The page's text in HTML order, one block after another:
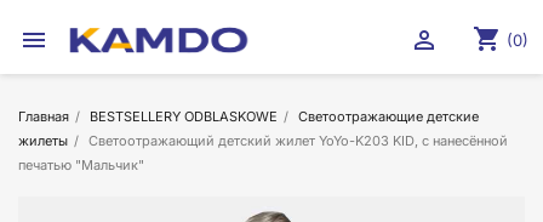
 shopping_cart (0)

Главная BESTSELLERY ODBLASKOWE
Светоотражающие детские
жилеты
Светоотражающий детский жилет YoYo-K203 KID, с нанесённой
печатью "Мальчик"